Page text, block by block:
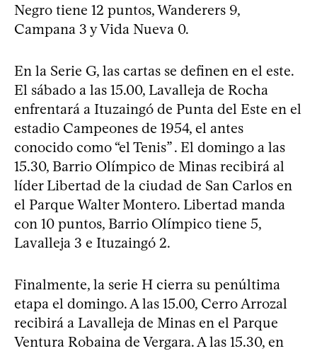
Negro tiene 12 puntos, Wanderers 9,
Campana 3 y Vida Nueva 0.
En la Serie G, las cartas se definen en el este.
El sábado a las 15.00, Lavalleja de Rocha
enfrentará a Ituzaingó de Punta del Este en el
estadio Campeones de 1954, el antes
conocido como “el Tenis” . El domingo a las
15.30, Barrio Olímpico de Minas recibirá al
líder Libertad de la ciudad de San Carlos en
el Parque Walter Montero. Libertad manda
con 10 puntos, Barrio Olímpico tiene 5,
Lavalleja 3 e Ituzaingó 2.
Finalmente, la serie H cierra su penúltima
etapa el domingo. A las 15.00, Cerro Arrozal
recibirá a Lavalleja de Minas en el Parque
Ventura Robaina de Vergara. A las 15.30, en